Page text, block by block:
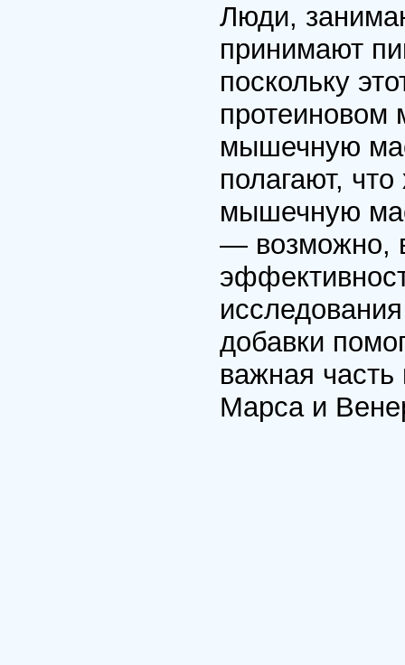
Люди,
принимают
поскольку
протеиновом
мышечную
полагают,
мышечную
— возможно,
добавки
важная
Марса и